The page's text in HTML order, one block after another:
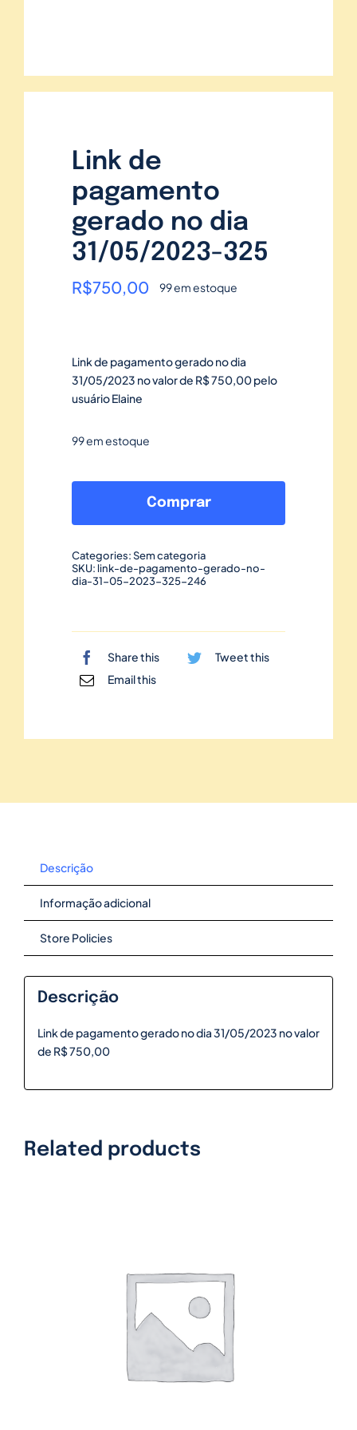
Link de
pagamento
gerado no dia
31/05/2023-325
R$750,00 99 em estoque
Link de pagamento gerado no dia
31/05/2023 no valor de R$ 750,00 pelo
usuário Elaine
99 em estoque
de
no
dia
quantidade
Comprar
Categories:Sem categoria
SKU: link-de-pagamento-gerado-no-
dia-31-05-2023-325-246
Share this
Tweet this
Email this
Descrição
Informação adicional
Store Policies
Descrição
Link de pagamento gerado no dia 31/05/2023 no valor
de R$ 750,00
Related products